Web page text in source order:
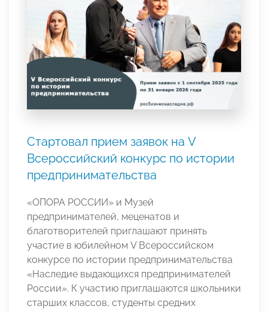
Стартовал прием заявок на V
Всероссийский конкурс по истории
предпринимательства
«ОПОРА РОССИИ» и Музей
предпринимателей, меценатов и
благотворителей приглашают принять
участие в юбилейном V Всероссийском
конкурсе по истории предпринимательства
«Наследие выдающихся предпринимателей
России». К участию приглашаются школьники
старших классов, студенты средних